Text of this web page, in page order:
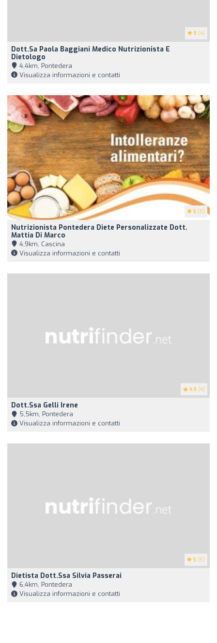
5 (4)
Dott.sa Paola Baggiani Medico Nutrizionista E
Dietologo
4,4km, Pontedera
Visualizza informazioni e contatti
5 (5)
Nutrizionista Pontedera Diete Personalizzate Dott.
Mattia Di Marco
4,9km, Cascina
Visualizza informazioni e contatti
4.5 (4)
Dott.ssa Gelli Irene
5,5km, Pontedera
Visualizza informazioni e contatti
5 (5)
Dietista Dott.ssa Silvia Passerai
6,4km, Pontedera
Visualizza informazioni e contatti